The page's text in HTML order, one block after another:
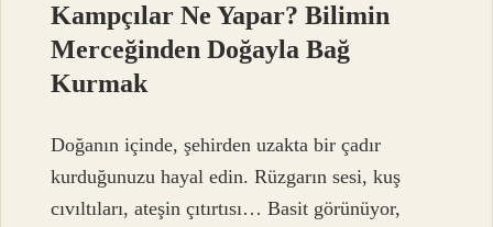
Kampçılar Ne Yapar? Bilimin
Merceğinden Doğayla Bağ
Kurmak
Doğanın içinde, şehirden uzakta bir çadır
kurduğunuzu hayal edin. Rüzgarın sesi, kuş
cıvıltıları, ateşin çıtırtısı… Basit görünüyor,